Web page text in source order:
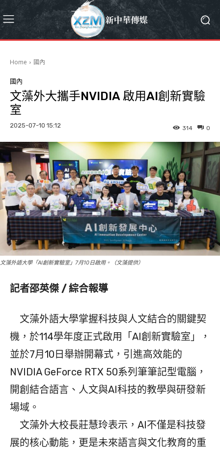
Home 國內
國內
文藻外大攜手NVIDIA 啟用AI創新實驗
室
2025-07-10 15:12 0
314
文藻外語大學「AI創新實驗室」7月10日啟用。（文藻提供）
記者邵英傑 / 綜合報導
文藻外語大學掌握科技與人文結合的關鍵契
機，於114學年度正式啟用「AI創新實驗室」，
並於7月10日舉辦開幕式，引進高效能的
NVIDIA GeForce RTX 50系列筆筆記型電腦，
開創結合語言、人文與AI科技的教學與研發新
場域。
文藻外大校長莊慧玲表示，AI不僅是科技發
展的核心動能，更是未來語言與文化教育的重